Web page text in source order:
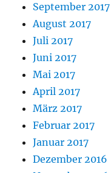
September 2017
August 2017
Juli 2017
Juni 2017
Mai 2017
April 2017
März 2017
Februar 2017
Januar 2017
Dezember 2016